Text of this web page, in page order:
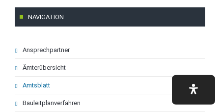
NAVIGATION
Navigation
überspringen
Ansprechpartner
Ämterübersicht
Amtsblatt
Bauleitplanverfahren